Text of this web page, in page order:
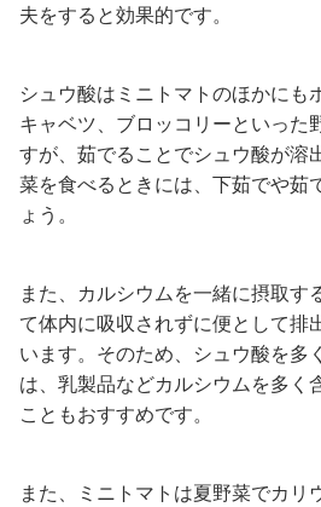
夫をすると効果的です。
シュウ酸はミニトマトのほかにも
キャベツ、ブロッコリーといった
すが、茹でることでシュウ酸が溶
菜を食べるときには、下茹でや茹
ょう。
また、カルシウムを一緒に摂取す
て体内に吸収されずに便として排
います。そのため、シュウ酸を多
は、乳製品などカルシウムを多く
こともおすすめです。
また、ミニトマトは夏野菜でカリ